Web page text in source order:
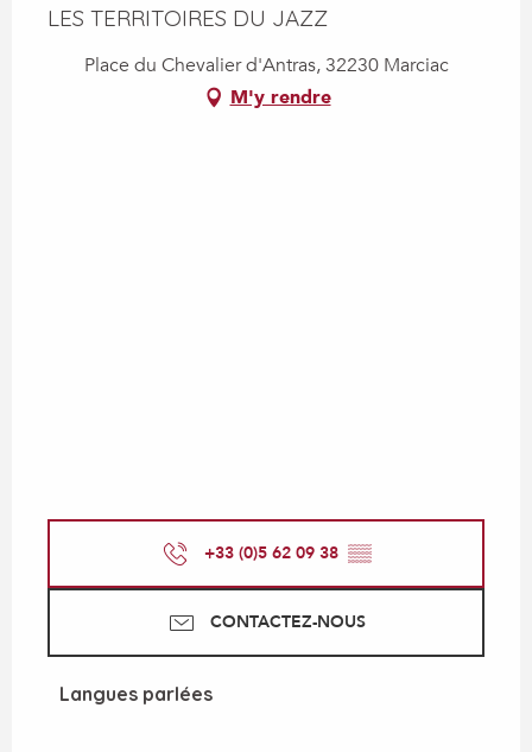
LES TERRITOIRES DU JAZZ
Place du Chevalier d'Antras, 32230 Marciac
M'y rendre
+33 (0)5 62 09 38 ▒▒
CONTACTEZ-NOUS
Langues parlées
Langues parlées